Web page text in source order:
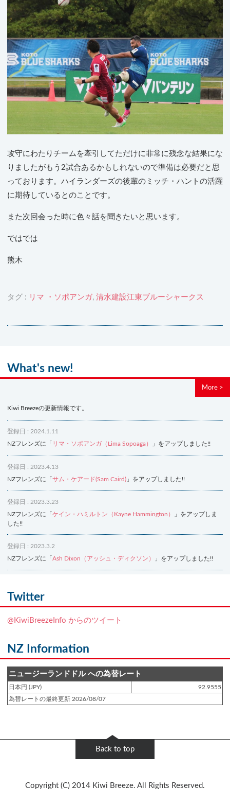
攻守にわたりチームを牽引してただけに非常に残念な結果にな
りましたがもう2試合あるかもしれないので準備は必要だと思
っております。ハイランダーズの後輩のミッチ・ハントの活躍
に期待しているとのことです。
また次回会った時に色々話を聞きたいと思います。
ではでは
熊木
タグ : リマ ・ソポアンガ, 清水建設江東ブルーシャークス
What's new!
More >
Kiwi Breezeの更新情報です。
登録日 : 2024.1.11
NZフレンズに「 リマ・ソポアンガ（Lima Sopoaga） 」をアップしました!!
登録日 : 2023.4.13
NZフレンズに「 サム・ケアード(Sam Caird) 」をアップしました!!
登録日 : 2023.3.23
NZフレンズに「 ケイン・ハミルトン（Kayne Hammington）
」をアップしま
した!!
登録日 : 2023.3.2
NZフレンズに「 Ash Dixon（アッシュ・ディクソン） 」をアップしました!!
NZフレンズに「
登録日 : 2019.4.10
登録日 : 2019.2.28
NZクッキングに「ニュージーランド産キウイの酢の物
登録日 : 2019.2.4
NZフレンズに「Jane Forrest-Waghorn」をアップしました!!
Twitter
@KiwiBreezeInfo からのツイート
NZ Information
ニュージーランドドル への為替レート
日本円 (JPY)
92.9555
為替レートの最終更新 2026/08/07
Back to top
Copyright (C) 2014 Kiwi Breeze. All Rights Reserved.